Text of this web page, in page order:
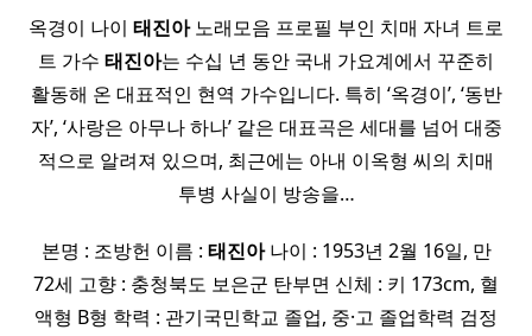
옥경이 나이 태진아노래모음 프로필 부인 치매 자녀 트로
트 가수 태진아는 수십 년 동안 국내 가요계에서 꾸준히
활동해 온 대표적인 현역 가수입니다. 특히 ‘옥경이’, ‘동반
자’, ‘사랑은 아무나 하나’ 같은 대표곡은 세대를 넘어 대중
적으로 알려져 있으며, 최근에는 아내 이옥형 씨의 치매
투병 사실이 방송을…
본명 : 조방헌 이름 : 태진아나이 : 1953년 2월 16일, 만
72세 고향 : 충청북도 보은군 탄부면 신체 : 키 173cm, 혈
액형 B형 학력 : 관기국민학교 졸업, 중·고 졸업학력 검정